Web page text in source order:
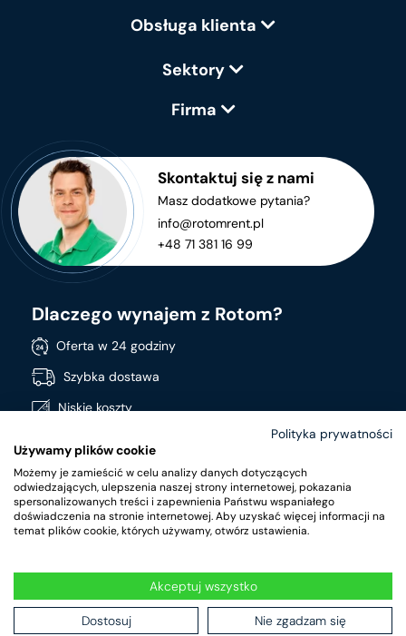
Obsługa klienta
Sektory
Firma
Skontaktuj się z nami
Masz dodatkowe pytania?
info@rotomrent.pl
+48 71 381 16 99
Dlaczego wynajem z Rotom?
Oferta w 24 godziny
Szybka dostawa
Niskie koszty
Szeroki asortyment
Produkty wysokiej jakości
RotomRent Copyright 2024.|Polityka prywatności
Polityka prywatności
Używamy plików cookie
Możemy je zamieścić w celu analizy danych dotyczących
odwiedzających, ulepszenia naszej strony internetowej, pokazania
spersonalizowanych treści i zapewnienia Państwu wspaniałego
doświadczenia na stronie internetowej. Aby uzyskać więcej informacji na
temat plików cookie, których używamy, otwórz ustawienia.
Akceptuj wszystko
Dostosuj Nie zgadzam się